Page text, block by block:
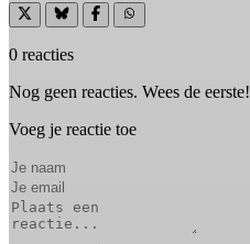
0 reacties
Nog geen reacties. Wees de eerste!
Voeg je reactie toe